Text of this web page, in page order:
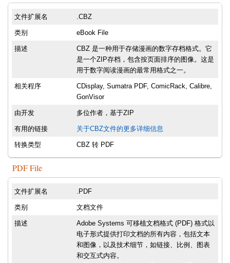
文件扩展名 .CBZ
类别 eBook File
描述
CBZ 是一种用于存储漫画的数字存档格式。它
是一个ZIP存档，包含按页面排序的图像。这是
用于数字阅读漫画的最常用格式之一。
相关程序
CDisplay, Sumatra PDF, ComicRack, Calibre,
GonVisor
由开发 多位作者，基于ZIP
有用的链接 关于CBZ文件的更多详细信息
转换类型 CBZ 转 PDF
PDF File
文件扩展名 .PDF
类别 文档文件
描述
Adobe Systems 可移植文档格式 (PDF) 格式以
电子形式提供打印文档的所有内容，包括文本
和图像，以及技术细节，如链接、比例、图表
和交互式内容。